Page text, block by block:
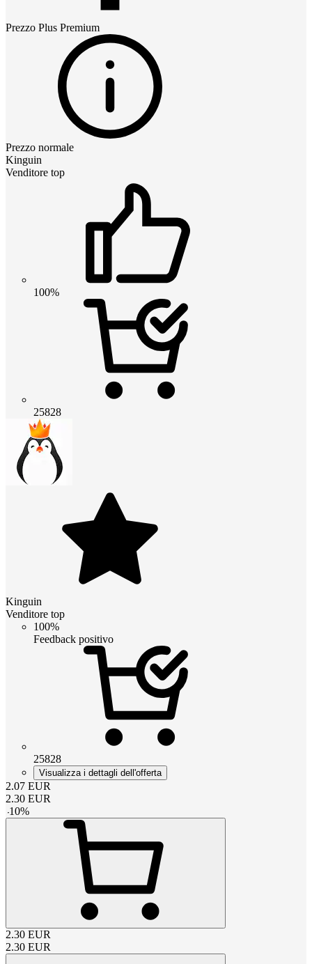
Prezzo Plus Premium
Prezzo normale
Kinguin
Venditore top
100%
25828
Kinguin
Venditore top
100%
Feedback positivo
25828
Visualizza i dettagli dell'offerta
2.07 EUR
2.30 EUR
-10%
2.30 EUR
2.30 EUR